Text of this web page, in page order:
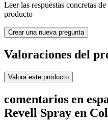
Leer las respuestas concretas
producto
Crear una nueva pregunta
Valoraciones del
Valora este producto
comentarios en
Revell Spray en